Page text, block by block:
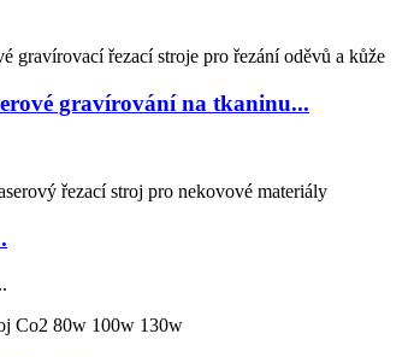
gravírování na tkaninu...